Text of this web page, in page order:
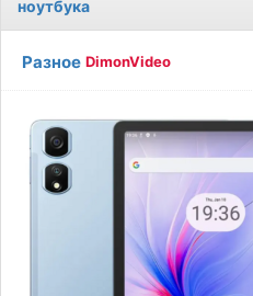
ноутбука
Разное DimonVideo